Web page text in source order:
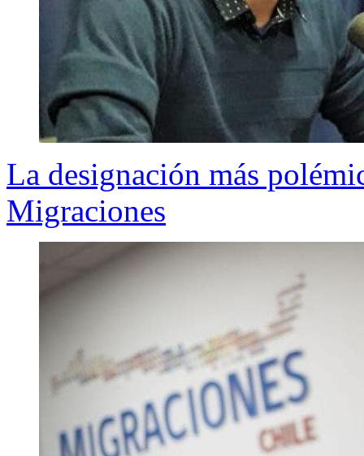
La designación más
Migraciones